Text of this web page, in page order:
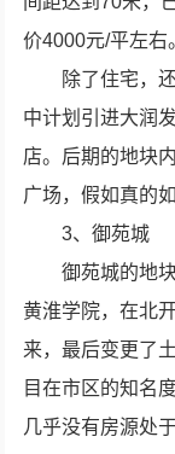
价4000元/平左右
除了住宅，
中计划引进大润
店。后期的地块
广场，假如真的
3、御苑城
御苑城的地
黄淮学院，在北
来，最后变更了
目在市区的知名
几乎没有房源处